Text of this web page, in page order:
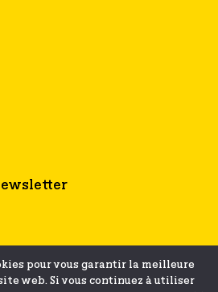
pour vous garantir la meilleure
web. Si vous continuez à utiliser